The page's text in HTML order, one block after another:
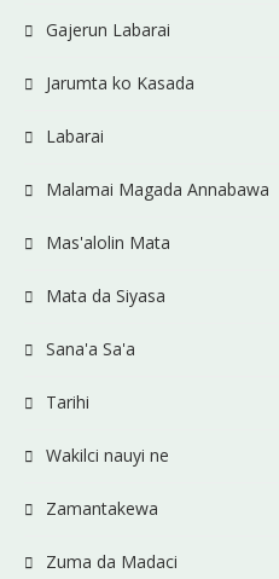
Gajerun Labarai
Jarumta ko Kasada
Labarai
Malamai Magada Annabawa
Mas'alolin Mata
Mata da Siyasa
Sana'a Sa'a
Tarihi
Wakilci nauyi ne
Zamantakewa
Zuma da Madaci